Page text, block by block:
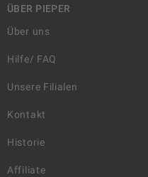
ÜBER PIEPER
Über uns
Hilfe/ FAQ
Unsere Filialen
Kontakt
Historie
Affiliate